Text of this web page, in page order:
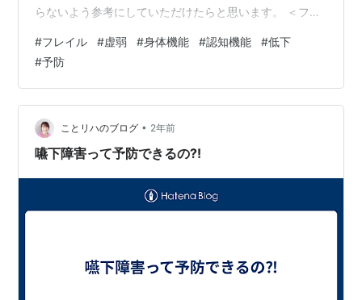
らないよう参考にしていただけたらと思います。 ＜フレ
「Frailty（虚弱）」の状態です。 健康な状態と要介護状
態の中間に位置し、身体機能や認知機能の低下が見られ
る状態のことを指します。 適切な治療や予防を行うこと
で要介護状態に進まずにすむ可能性があります。 ＜フレ
イルの基準＞ 以下の項目の1～2項目該当でプレフレイ
ル、3項目以上でフレイルで…
#フレイル #虚弱 #身体機能 #認知機能 #低下
#予防
ことリハのブログ • 2年前
嚥下障害って予防できるの⁈